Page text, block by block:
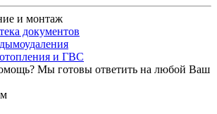
и монтаж
документов
и ГВС
Мы готовы ответить на любой Ваш